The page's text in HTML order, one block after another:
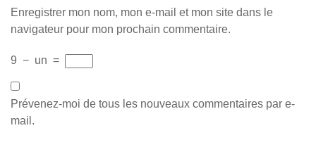
Enregistrer mon nom, mon e-mail et mon site dans le
navigateur pour mon prochain commentaire.
9 − un =
Prévenez-moi de tous les nouveaux commentaires par e-
mail.